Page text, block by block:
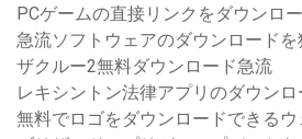
PCゲームの直接リンクをダウンロ
急流ソフトウェアのダウンロードを
ザクルー2無料ダウンロード急流
レキシントン法律アプリのダウンロ
無料でロゴをダウンロードできるウ